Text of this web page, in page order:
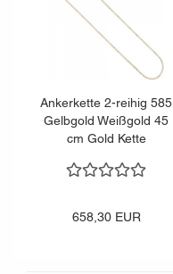
Ankerkette 2-reihig 585
Gelbgold Weißgold 45
cm Gold Kette
658,30 EUR